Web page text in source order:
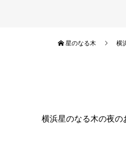
星のなる木 横
横浜星のなる木の夜の